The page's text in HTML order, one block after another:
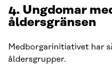
4. Ungdomar
åldersgränsen
Medborgarinitiativet har
åldersgrupper.